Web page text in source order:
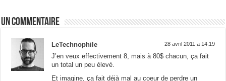
Un commentaire
LeTechnophile 28 avril 2011 a 14:19
J’en veux effectivement 8, mais à 80$ chacun, ça fait
un total un peu élevé.
Et imagine, ça fait déjà mal au coeur de perdre un